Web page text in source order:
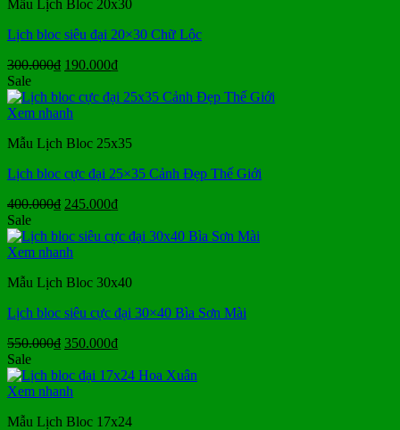
Mẫu Lịch Bloc 20x30
Lịch bloc siêu đại 20×30 Chữ Lộc
300.000₫ Giá
là:
300.000₫.
190.000₫Giá
tại
Sale
Xem nhanh
Mẫu Lịch Bloc 25x35
Lịch bloc cực đại 25×35 Cảnh Đẹp Thế Giới
400.000₫ Giá
là:
400.000₫.
245.000₫Giá
tại
Sale
Xem nhanh
Mẫu Lịch Bloc 30x40
Lịch bloc siêu cực đại 30×40 Bìa Sơn Mài
550.000₫ Giá
là:
550.000₫.
350.000₫Giá
tại
Sale
Xem nhanh
Mẫu Lịch Bloc 17x24